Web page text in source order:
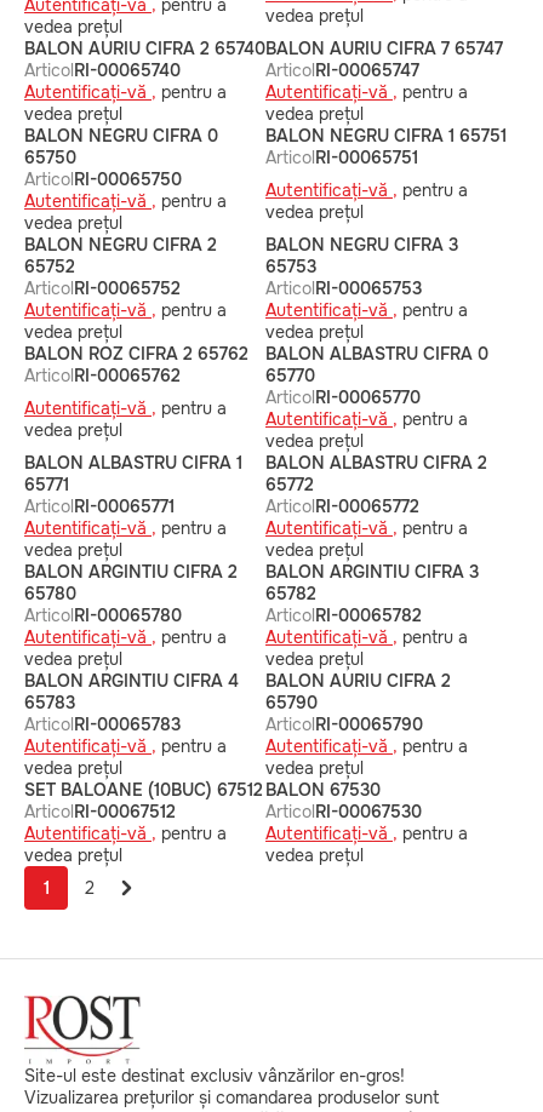
Autentificați-vă , pentru a
vedea prețul
vedea prețul
BALON AURIU CIFRA 2 65740
ArticolRI-00065740
Autentificați-vă , pentru a
vedea prețul
BALON AURIU CIFRA 7 65747
ArticolRI-00065747
Autentificați-vă , pentru a
vedea prețul
BALON NEGRU CIFRA 0
65750
ArticolRI-00065750
Autentificați-vă , pentru a
vedea prețul
BALON NEGRU CIFRA 1 65751
ArticolRI-00065751
Autentificați-vă , pentru a
vedea prețul
BALON NEGRU CIFRA 2
65752
ArticolRI-00065752
Autentificați-vă , pentru a
vedea prețul
BALON NEGRU CIFRA 3
65753
ArticolRI-00065753
Autentificați-vă , pentru a
vedea prețul
BALON ROZ CIFRA 2 65762
ArticolRI-00065762
Autentificați-vă , pentru a
vedea prețul
BALON ALBASTRU CIFRA 0
65770
ArticolRI-00065770
Autentificați-vă , pentru a
vedea prețul
BALON ALBASTRU CIFRA 1
65771
ArticolRI-00065771
Autentificați-vă , pentru a
vedea prețul
BALON ALBASTRU CIFRA 2
65772
ArticolRI-00065772
Autentificați-vă , pentru a
vedea prețul
BALON ARGINTIU CIFRA 2
65780
ArticolRI-00065780
Autentificați-vă , pentru a
vedea prețul
BALON ARGINTIU CIFRA 3
65782
ArticolRI-00065782
Autentificați-vă , pentru a
vedea prețul
BALON ARGINTIU CIFRA 4
65783
ArticolRI-00065783
Autentificați-vă , pentru a
vedea prețul
BALON AURIU CIFRA 2
65790
ArticolRI-00065790
Autentificați-vă , pentru a
vedea prețul
SET BALOANE (10BUC) 67512
ArticolRI-00067512
Autentificați-vă , pentru a
vedea prețul
BALON 67530
ArticolRI-00067530
Autentificați-vă , pentru a
vedea prețul
1
2
Site-ul este destinat exclusiv vânzărilor en-gros!
Vizualizarea prețurilor și comandarea produselor sunt